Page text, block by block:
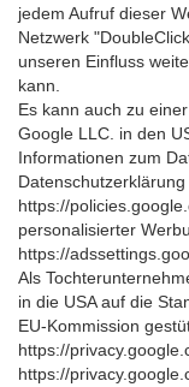
jedem Aufruf dieser
Netzwerk
unseren Einfluss
kann.
Es kann auch zu
Google LLC. in den
Informationen zum
https://
personalisierter
https://
Als
in die USA auf die
EU-Kommission
https://
https://